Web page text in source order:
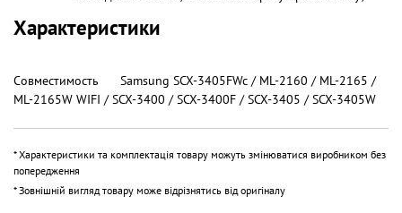
Характеристики
Совместимость Samsung SCX-3405FWc / ML-2160 / ML-2165 /
ML-2165W WIFI / SCX-3400 / SCX-3400F / SCX-3405 / SCX-3405W
* Характеристики та комплектація товару можуть змінюватися виробником без
попередження
* Зовнішній вигляд товару може відрізнятись від оригіналу